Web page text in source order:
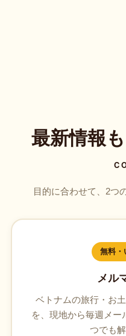
最新情報
目的に合わせて、2つ
無料・
メル
ベトナムの旅行・お
を、現地から毎週メー
つでも